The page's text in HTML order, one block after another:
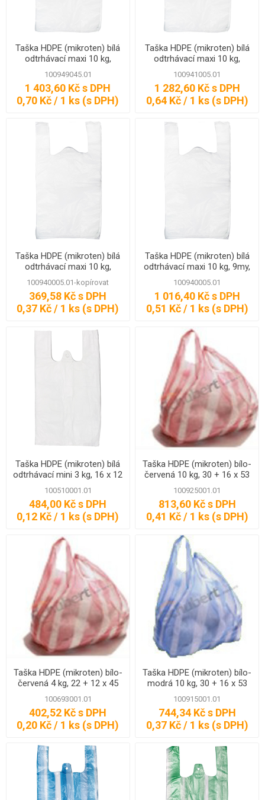
Taška HDPE (mikroten) bílá
odtrhávací maxi 10 kg,
11my, 30 x 16 x 52 cm, 1000
ks
100949045.01
1 403,60 Kč s DPH
0,70 Kč / 1 ks (s DPH)
Taška HDPE (mikroten) bílá
odtrhávací maxi 10 kg,
11my, 30 x 18 x 54 cm, 1000
ks
100941005.01
1 282,60 Kč s DPH
0,64 Kč / 1 ks (s DPH)
Taška HDPE (mikroten) bílá
odtrhávací maxi 10 kg,
20my, 30 x 18 x 54 cm, 1000
ks
100940005.01-kopírovat
369,58 Kč s DPH
0,37 Kč / 1 ks (s DPH)
Taška HDPE (mikroten) bílá
odtrhávací maxi 10 kg, 9my,
30 x 18 x 54 cm, 2000 ks
100940005.01
1 016,40 Kč s DPH
0,51 Kč / 1 ks (s DPH)
Taška HDPE (mikroten) bílá
odtrhávací mini 3 kg, 16 x 12
x 30 cm, 4000 ks
100510001.01
484,00 Kč s DPH
0,12 Kč / 1 ks (s DPH)
Taška HDPE (mikroten) bílo-
červená 10 kg, 30 + 16 x 53
cm, 9 my, 2000 ks, Partner
100925001.01
813,60 Kč s DPH
0,41 Kč / 1 ks (s DPH)
Taška HDPE (mikroten) bílo-
červená 4 kg, 22 + 12 x 45
cm, 7my. 2000 ks, Partner
100693001.01
402,52 Kč s DPH
0,20 Kč / 1 ks (s DPH)
Taška HDPE (mikroten) bílo-
modrá 10 kg, 30 + 16 x 53
cm, 9my. 2000 ks, Partner
100915001.01
744,34 Kč s DPH
0,37 Kč / 1 ks (s DPH)